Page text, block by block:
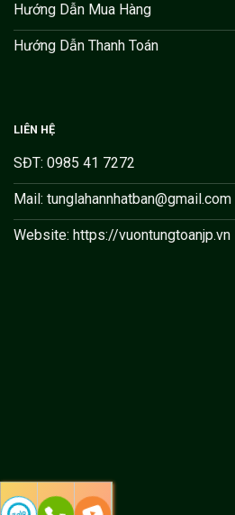
Hướng Dẫn Mua Hàng
Hướng Dẫn Thanh Toán
LIÊN HỆ
SĐT: 0985 41 7272
Mail: tunglahannhatban@gmail.com
Website: https://vuontungtoanjp.vn